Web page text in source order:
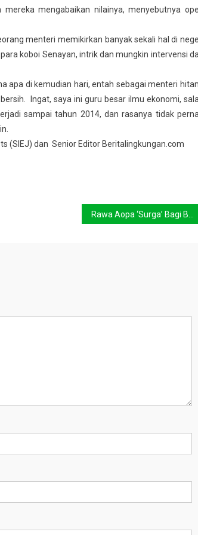
mengabaikan nilainya, menyebutnya
menteri memikirkan banyak sekali hal di
koboi Senayan, intrik dan mungkin intervensi
apa di kemudian hari, entah sebagai menteri
Ingat, saya ini guru besar ilmu ekonomi,
sampai tahun 2014, dan rasanya tidak
(SIEJ) dan Senior Editor Beritalingkungan.com